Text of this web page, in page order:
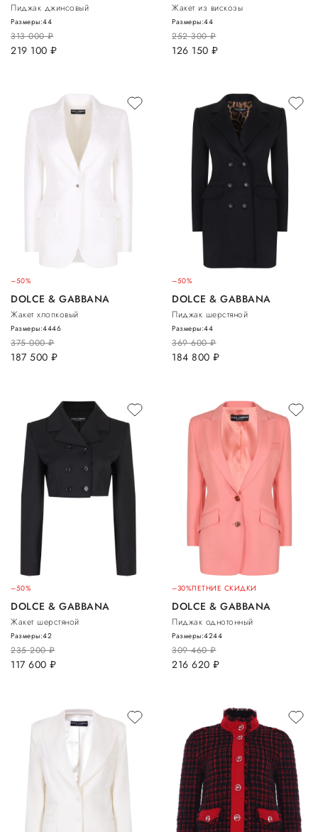
Пиджак джинсовый
313 000руб.
219 100 руб.
Размеры:44
Жакет из вискозы
252 300руб.
126 150 руб.
Размеры:44
–50%
DOLCE & GABBANA
Жакет хлопковый
375 000руб.
187 500 руб.
Размеры:4446
–50%
DOLCE & GABBANA
Пиджак шерстяной
369 600руб.
184 800 руб.
Размеры:44
–50%
DOLCE & GABBANA
Жакет шерстяной
235 200руб.
117 600 руб.
Размеры:42
–30%ЛЕТНИЕ СКИДКИ
DOLCE & GABBANA
Пиджак однотонный
309 460руб.
216 620 руб.
Размеры:4244